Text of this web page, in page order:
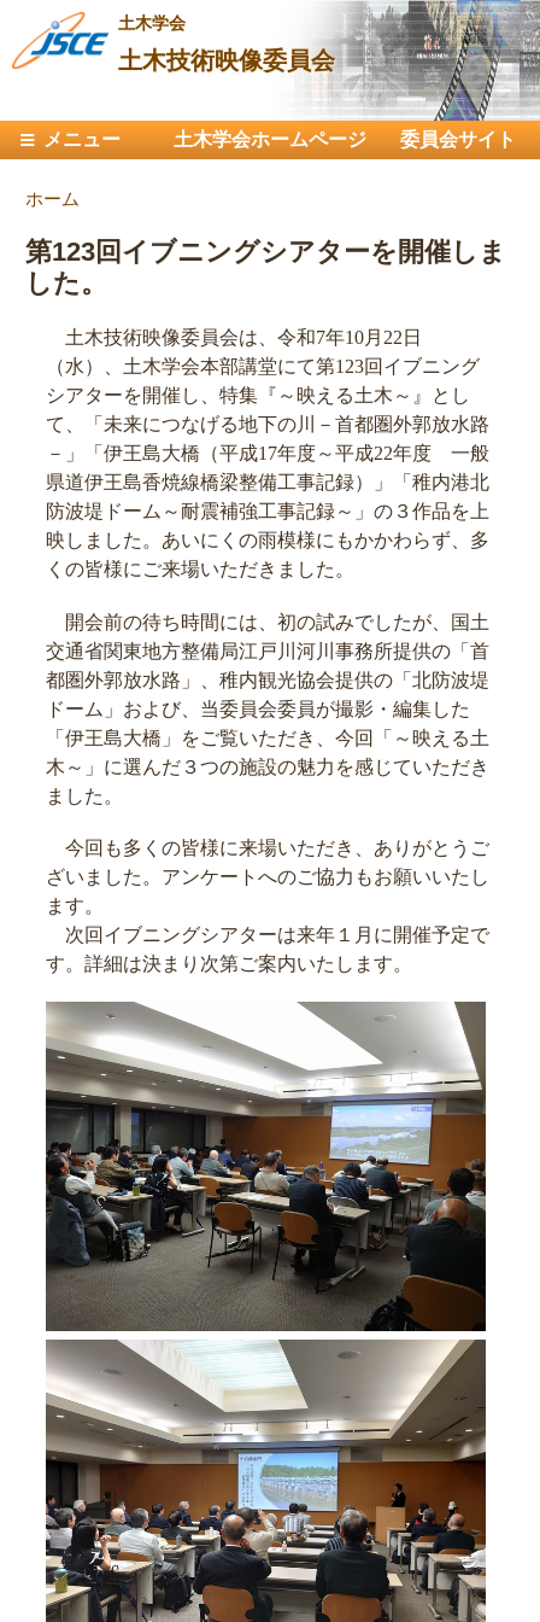
メ
イ
ン
ン
に
土木学会
土木技術映像委員会
メニュー
メインメニュー土木学会ホームページ 委員会サイト
現在地
ホーム
第123回イブニングシアターを開催しま
した。
土木技術映像委員会は、令和7年10月22日
（水）、土木学会本部講堂にて第123回イブニング
シアターを開催し、特集『～映える土木～』とし
て、「未来につなげる地下の川－首都圏外郭放水路
－」「伊王島大橋（平成17年度～平成22年度 一般
県道伊王島香焼線橋梁整備工事記録）」「稚内港北
防波堤ドーム～耐震補強工事記録～」の３作品を上
映しました。あいにくの雨模様にもかかわらず、多
くの皆様にご来場いただきました。
開会前の待ち時間には、初の試みでしたが、国土
交通省関東地方整備局江戸川河川事務所提供の「首
都圏外郭放水路」、稚内観光協会提供の「北防波堤
ドーム」および、当委員会委員が撮影・編集した
「伊王島大橋」をご覧いただき、今回「～映える土
木～」に選んだ３つの施設の魅力を感じていただき
ました。
今回も多くの皆様に来場いただき、ありがとうご
ざいました。アンケートへのご協力もお願いいたし
ます。
次回イブニングシアターは来年１月に開催予定で
す。詳細は決まり次第ご案内いたします。